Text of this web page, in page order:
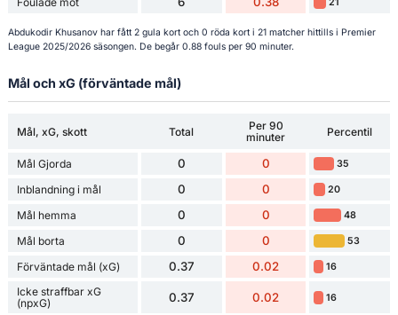
Abdukodir Khusanov har fått 2 gula kort och 0 röda kort i 21 matcher hittills i Premier
League 2025/2026 säsongen. De begår 0.88 fouls per 90 minuter.
Mål och xG (förväntade mål)
Mål, xG, skott Total
Per 90
minuter
Percentil
Mål Gjorda 0 0 35
Inblandning i mål 0 0 20
Mål hemma 0 0 48
Mål borta 0 0 53
Förväntade mål (xG) 0.37 0.02 16
Icke straffbar xG
(npxG)
0.37 0.02 16